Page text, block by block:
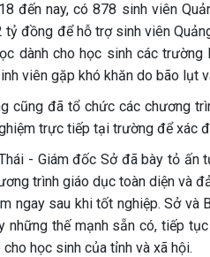
đến nay, có 878 sinh viên
tỷ đồng để hỗ trợ sinh viên
dành cho học sinh các
viên gặp khó khăn do bão lụt
cũng đã tổ chức các chương
trực tiếp tại trường để xác
- Giám đốc Sở đã bày tỏ
trình giáo dục toàn diện và
ngay sau khi tốt nghiệp. Sở và
những thế mạnh sẵn có, tiếp
học sinh của tỉnh và xã hội.